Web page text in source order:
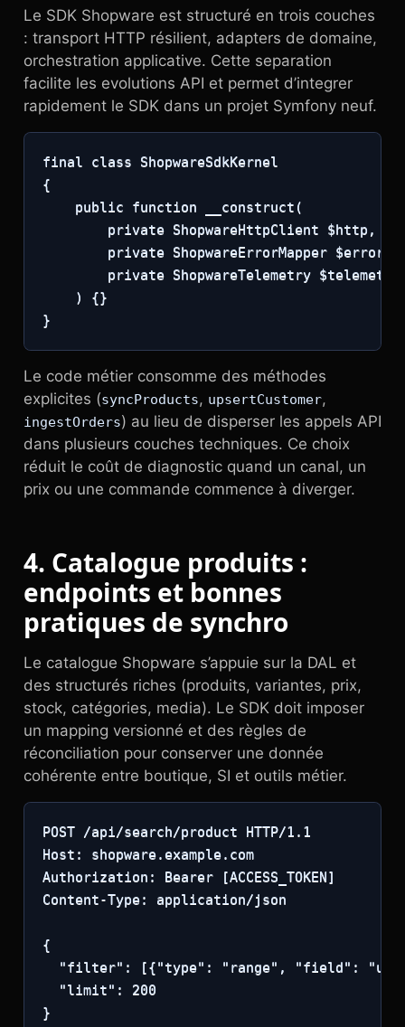
Le SDK Shopware est structuré en trois couches
: transport HTTP résilient, adapters de domaine,
orchestration applicative. Cette separation
facilite les evolutions API et permet d’integrer
rapidement le SDK dans un projet Symfony neuf.
final class ShopwareSdkKernel
{
    public function __construct(
        private ShopwareHttpClient $http,
        private ShopwareErrorMapper $errors,
        private ShopwareTelemetry $telemetry
    ) {}
}
Le code métier consomme des méthodes
explicites (syncProducts, upsertCustomer,
ingestOrders) au lieu de disperser les appels API
dans plusieurs couches techniques. Ce choix
réduit le coût de diagnostic quand un canal, un
prix ou une commande commence à diverger.
4. Catalogue produits :
endpoints et bonnes
pratiques de synchro
Le catalogue Shopware s’appuie sur la DAL et
des structurés riches (produits, variantes, prix,
stock, catégories, media). Le SDK doit imposer
un mapping versionné et des règles de
réconciliation pour conserver une donnée
cohérente entre boutique, SI et outils métier.
POST /api/search/product HTTP/1.1
Host: shopware.example.com
Authorization: Bearer [ACCESS_TOKEN]
Content-Type: application/json
{
"filter": [{"type": "range", "field":
  "limit": 200
}